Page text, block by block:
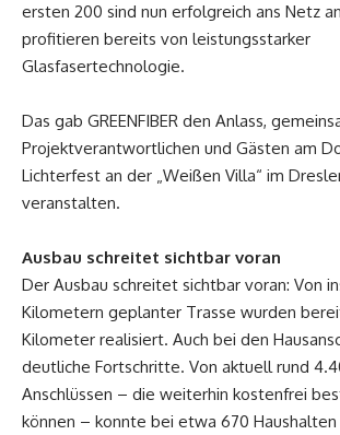
ersten 200 sind nun erfolgreich ans Netz
profitieren bereits von leistungsstarker
Glasfasertechnologie.
Das gab GREENFIBER den Anlass,
Projektverantwortlichen und Gästen am
Lichterfest an der „Weißen Villa“ im
veranstalten.
Ausbau schreitet sichtbar voran
Der Ausbau schreitet sichtbar voran: Von
Kilometern geplanter Trasse wurden
Kilometer realisiert. Auch bei den
deutliche Fortschritte. Von aktuell rund
Anschlüssen – die weiterhin kostenfrei
können – konnte bei etwa 670